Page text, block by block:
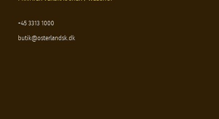
+45 3313 1000
butik@osterlandsk.dk